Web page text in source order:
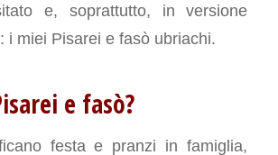
e, soprattutto, in versione
i miei Pisarei e fasò ubriachi.
e fasò?
festa e pranzi in famiglia,